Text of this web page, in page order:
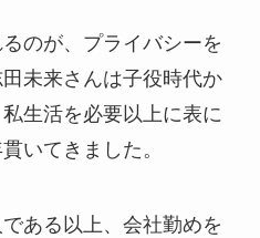
のが、プライバシーを
未来さんは子役時代か
生活を必要以上に表に
いてきました。
ある以上、会社勤めを